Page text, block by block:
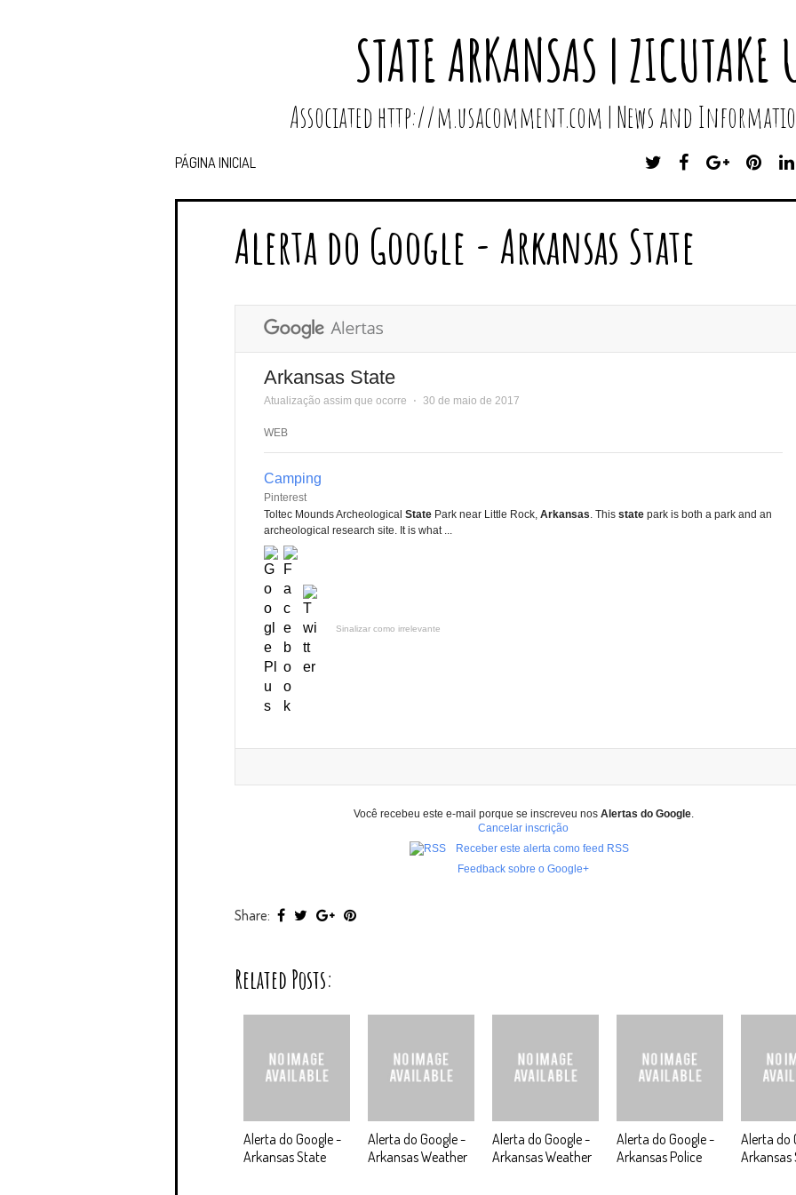
STATE ARKANSAS | ZICUTAKE
Associated http://m.usacomment.com | News and
PÁGINA INICIAL
T
I
T
E
F
C
G
O
U
P
N
T
Alerta do Google - Arkansas State
Arkansas State
Atualização assim que ocorre ⋅ 30 de maio de 2017
WEB
Camping
Pinterest
Toltec Mounds Archeological State Park near Little Rock, Arkansas. This state park is both a park and an
archeological research site. It is what ...
Sinalizar como irrelevante
Você recebeu este e-mail porque se inscreveu nos Alertas do Google.
Cancelar inscrição
Receber este alerta como feed RSS
Feedback sobre o Google+
Share:
Related Posts:
Alerta do Google -
Arkansas State
Alerta do Google -
Arkansas Weather
Alerta do Google -
Arkansas Weather
Alerta do Google -
Arkansas Police
Alerta do
Arkansas